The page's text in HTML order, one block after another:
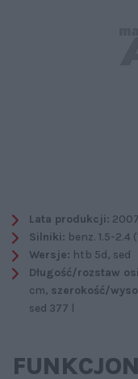
Lata produkcji:
Silniki: benz. 1.5-2.4
Wersje: htb 5d, sed
Długość/rozstaw
cm, szerokość/
sed 377 l